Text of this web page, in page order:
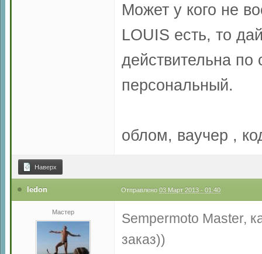
Может у кого не
LOUIS есть, то
действительна
персональный.
облом, ваучер ,
Наверх
ledon Отправлено 03 Март 2013 - 01:40
Мастер
Sempermoto Master,
заказ))